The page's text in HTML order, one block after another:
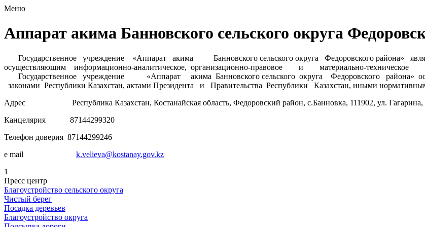
Меню
Аппарат акима Банновского сельского округа
Государственное учреждение «Аппарат акима Банновского сельского округа Федоровского района»
осуществляющим информационно-аналитическое, организационно-правовое и материально-техническое
Государственное учреждение «Аппарат акима Банновского сельского округа Федоровского района»
законами Республики Казахстан, актами Президента и Правительства Республики Казахстан, иными
Адрес Республика Казахстан, Костанайская область, Федоровский район, с.Банновка, 111902, ул. Гагарина,
Канцелярия 87144299320
Телефон доверия 87144299246
e mail k.velieva@kostanay.gov.kz
1
Пресс центр
Благоустройство сельского округа
Чистый берег
Посадка деревьев
Благоустройство округа